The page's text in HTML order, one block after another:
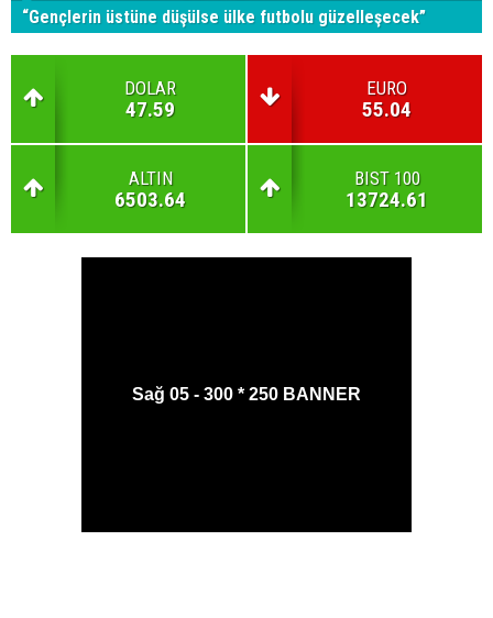
“Gençlerin üstüne düşülse ülke futbolu güzelleşecek”
DOLAR
47.59
EURO
55.04
ALTIN
6503.64
BIST 100
13724.61
Sağ 05 - 300 * 250 BANNER